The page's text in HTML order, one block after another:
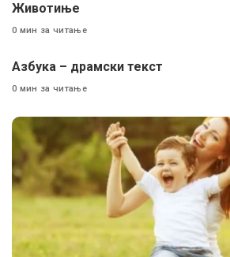
Животиње
0 мин за читање
Aзбука – драмски текст
0 мин за читање